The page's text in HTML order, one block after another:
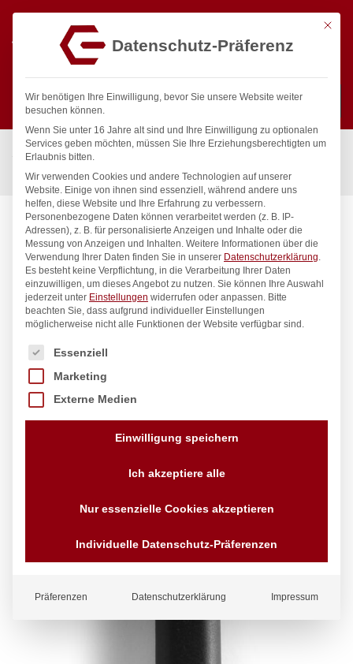
Suchen
Start / Gastronomiebedarf & Gastro Geräte für Profis
Küchenartikel
Messer Kartoffelschäler, HENDI, (L)175mm
Mit
Datenschutz-Präferenz
Wir benötigen Ihre Einwilligung, bevor Sie unsere Website weiter
besuchen können.
Wenn Sie unter 16 Jahre alt sind und Ihre Einwilligung zu optionalen
Services geben möchten, müssen Sie Ihre Erziehungsberechtigten um
Erlaubnis bitten.
Wir verwenden Cookies und andere Technologien auf unserer
Website. Einige von ihnen sind essenziell, während andere uns
helfen, diese Website und Ihre Erfahrung zu verbessern.
Personenbezogene Daten können verarbeitet werden (z. B. IP-
Adressen), z. B. für personalisierte Anzeigen und Inhalte oder die
Messung von Anzeigen und Inhalten. Weitere Informationen über die
Verwendung Ihrer Daten finden Sie in unserer Datenschutzerklärung.
Es besteht keine Verpflichtung, in die Verarbeitung Ihrer Daten
einzuwilligen, um dieses Angebot zu nutzen. Sie können Ihre Auswahl
jederzeit unter Einstellungen widerrufen oder anpassen. Bitte
beachten Sie, dass aufgrund individueller Einstellungen
möglicherweise nicht alle Funktionen der Website verfügbar sind.
Es folgt eine Liste der Service-Gruppen, für die eine
Essenziell
Marketing
Externe Medien
Einwilligung speichern
Ich akzeptiere alle
Nur essenzielle Cookies akzeptieren
Individuelle Datenschutz-Präferenzen
Präferenzen Datenschutzerklärung Impressum